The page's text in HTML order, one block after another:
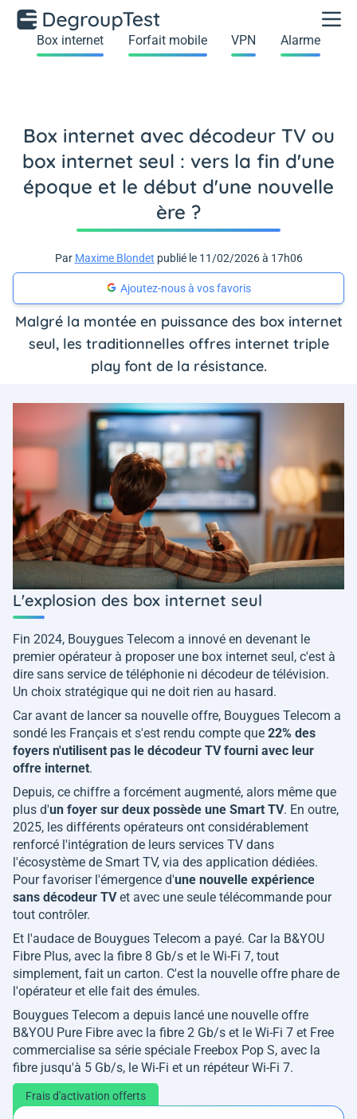
Box internet Forfait mobile VPN Alarme
Box internet avec décodeur TV ou
box internet seul : vers la fin d'une
époque et le début d'une nouvelle
ère ?
Par Maxime Blondet publié le 11/02/2026 à 17h06
Ajoutez-nous à vos favoris
Malgré la montée en puissance des box internet
seul, les traditionnelles offres internet triple
play font de la résistance.
L'explosion des box internet seul
Fin 2024, Bouygues Telecom a innové en devenant le
premier opérateur à proposer une box internet seul, c'est à
dire sans service de téléphonie ni décodeur de télévision.
Un choix stratégique qui ne doit rien au hasard.
Car avant de lancer sa nouvelle offre, Bouygues Telecom a
sondé les Français et s'est rendu compte que 22% des
foyers n'utilisent pas le décodeur TV fourni avec leur
offre internet.
Depuis, ce chiffre a forcément augmenté, alors même que
plus d'un foyer sur deux possède une Smart TV. En outre,
2025, les différents opérateurs ont considérablement
renforcé l'intégration de leurs services TV dans
l'écosystème de Smart TV, via des application dédiées.
Pour favoriser l'émergence d'une nouvelle expérience
sans décodeur TVet avec une seule télécommande pour
tout contrôler.
Et l'audace de Bouygues Telecom a payé. Car la B&YOU
Fibre Plus, avec la fibre 8 Gb/s et le Wi-Fi 7, tout
simplement, fait un carton. C'est la nouvelle offre phare de
l'opérateur et elle fait des émules.
Bouygues Telecom a depuis lancé une nouvelle offre
B&YOU Pure Fibre avec la fibre 2 Gb/s et le Wi-Fi 7 et Free
commercialise sa série spéciale Freebox Pop S, avec la
fibre jusqu'à 5 Gb/s, le Wi-Fi et un répéteur Wi-Fi 7.
Frais d'activation offerts